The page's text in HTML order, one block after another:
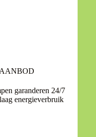
garanderen 24/7
energieverbruik